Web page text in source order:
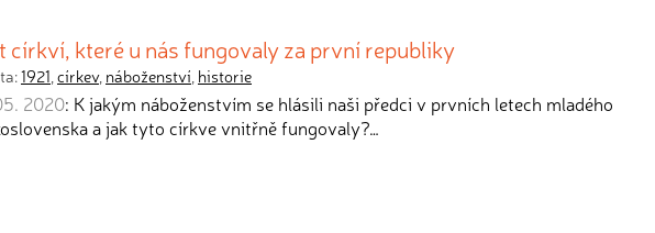
církví, které u nás fungovaly za první republiky
1921,církev, náboženství, historie
2020: K jakým náboženstvím se hlásili naši předci v prvních letech mladého
a jak tyto církve vnitřně fungovaly?…